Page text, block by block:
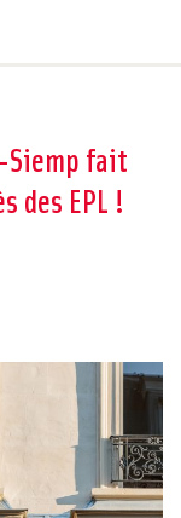
Siemp fait
des EPL !